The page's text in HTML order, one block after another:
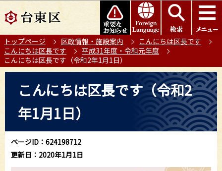
の
ー
ジ
の
このページの本文へ移動
トップページ 区政情報・施設案内
こんにちは区長です
こんにちは区長です
平成31年度・令和元年度
こんにちは区長です（令和2年1月1日）
ら
こんにちは区長です（令和2
年1月1日）
ページID：624198712
更新日：2020年1月1日